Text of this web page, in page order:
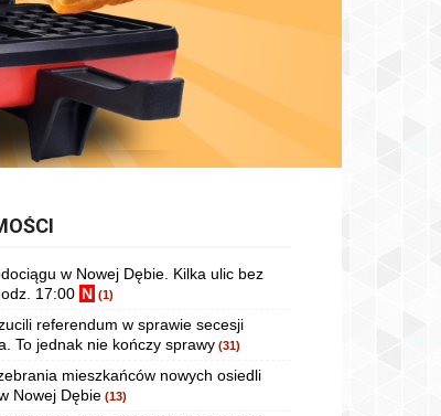
w Nowej Dębie. Kilka ulic bez
17:00 N (1)
referendum w sprawie secesji
To jednak nie kończy sprawy (31)
mieszkańców nowych osiedli
Nowej Dębie (13)